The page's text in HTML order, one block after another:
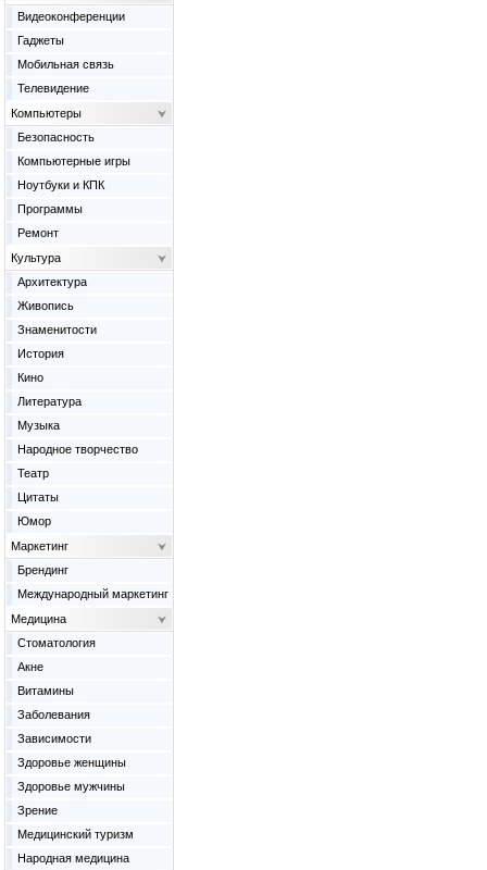
Видеоконференции
Гаджеты
Мобильная связь
Телевидение
Компьютеры
Безопасность
Компьютерные игры
Ноутбуки и КПК
Программы
Ремонт
Культура
Архитектура
Живопись
Знаменитости
История
Кино
Литература
Музыка
Народное творчество
Театр
Цитаты
Юмор
Маркетинг
Брендинг
Международный маркетинг
Медицина
Cтоматология
Акне
Витамины
Заболевания
Зависимости
Здоровье женщины
Здоровье мужчины
Зрение
Медицинский туризм
Народная медицина